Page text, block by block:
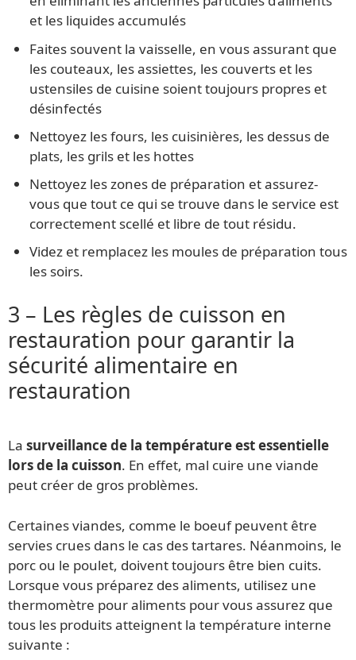
et les liquides accumulés
Faites souvent la vaisselle, en vous assurant que
les couteaux, les assiettes, les couverts et les
ustensiles de cuisine soient toujours propres et
désinfectés
Nettoyez les fours, les cuisinières, les dessus de
plats, les grils et les hottes
Nettoyez les zones de préparation et assurez-
vous que tout ce qui se trouve dans le service est
correctement scellé et libre de tout résidu.
Videz et remplacez les moules de préparation tous
les soirs.
3 – Les règles de cuisson en
restauration pour garantir la
sécurité alimentaire en
restauration
La surveillance de la température est essentielle
lors de la cuisson. En effet, mal cuire une viande
peut créer de gros problèmes.
Certaines viandes, comme le boeuf peuvent être
servies crues dans le cas des tartares. Néanmoins, le
porc ou le poulet, doivent toujours être bien cuits.
Lorsque vous préparez des aliments, utilisez une
thermomètre pour aliments pour vous assurez que
tous les produits atteignent la température interne
suivante :